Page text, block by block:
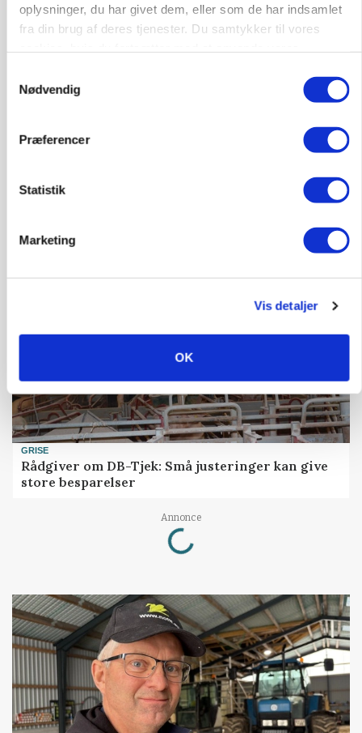
oplysninger, du har givet dem, eller som de har indsamlet
fra din brug af deres tjenester. Du samtykker til vores
Nødvendig
Præferencer
Statistik
Marketing
Vis detaljer
OK
MARKEDSFOKUS
GRISE
Rådgiver om DB-Tjek: Små justeringer kan give
store besparelser
Annonce
Loading...